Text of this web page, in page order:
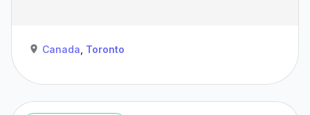
Canada Toronto